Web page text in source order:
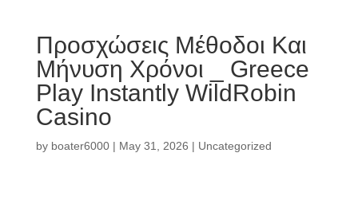
Προσχώσεις Μέθοδοι Και
Μήνυση Χρόνοι _ Greece
Play Instantly WildRobin
Casino
by boater6000| May 31, 2026 | Uncategorized